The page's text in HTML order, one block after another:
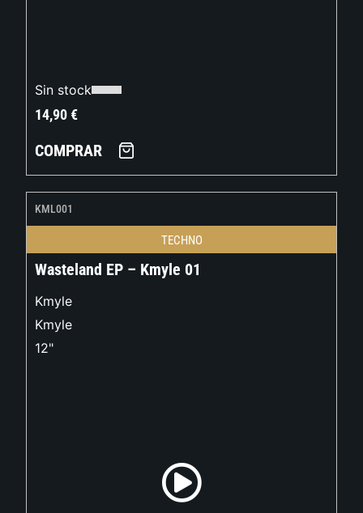
Sin stock
14,90€
COMPRAR
KML001
TECHNO
Wasteland EP – Kmyle 01
Kmyle
Kmyle
12"